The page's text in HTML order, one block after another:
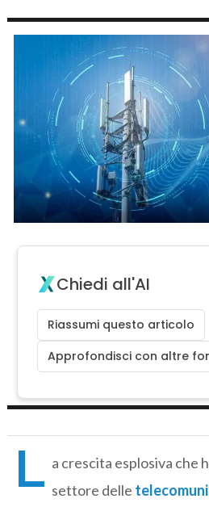
Chiedi all'AI
Riassumi questo articolo
Approfondisci con altre
L a crescita esplosiva che
settore delle